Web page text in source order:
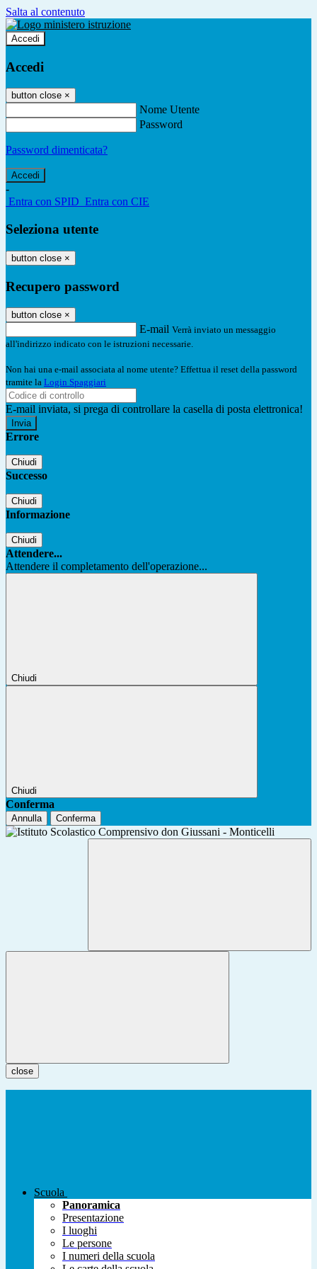
Salta al contenuto
Accedi
Accedi
button close ×
Nome Utente
Password
Password dimenticata?
-
Entra con SPID Entra con CIE
Seleziona utente
button close ×
Recupero password
button close ×
E-mail Verrà inviato un messaggio
all'indirizzo indicato con le istruzioni necessarie.
Non hai una e-mail associata al nome utente? Effettua il reset della password
tramite la Login Spaggiari
E-mail inviata, si prega di controllare la casella di posta elettronica!
Errore
Chiudi
Successo
Chiudi
Informazione
Chiudi
Attendere...
Attendere il completamento dell'operazione...
Chiudi
Chiudi
Conferma
Annulla Conferma
close
Scuola
Panoramica
Presentazione
I luoghi
Le persone
I numeri della scuola